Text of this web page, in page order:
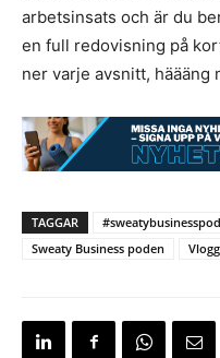
arbetsinsats och är du
en full redovisning på
ner varje avsnitt, häääng
TAGGAR #sweatybusinesspod
Sweaty Business poden
Vlogg